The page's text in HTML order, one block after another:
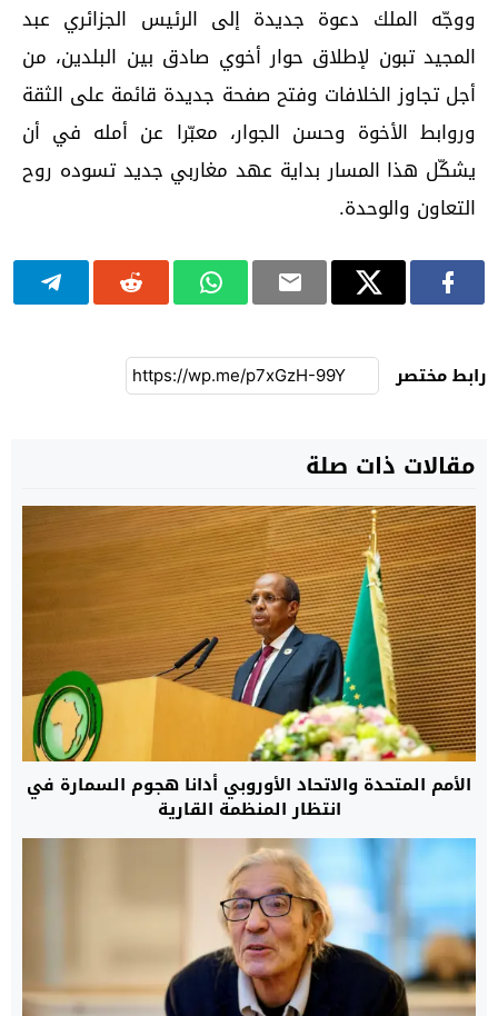
ووجّه الملك دعوة جديدة إلى الرئيس الجزائري عبد
المجيد تبون لإطلاق حوار أخوي صادق بين البلدين، من
أجل تجاوز الخلافات وفتح صفحة جديدة قائمة على الثقة
وروابط الأخوة وحسن الجوار، معبّرا عن أمله في أن
يشكّل هذا المسار بداية عهد مغاربي جديد تسوده روح
التعاون والوحدة.
رابط مختصر
مقالات ذات صلة
الأمم المتحدة والاتحاد الأوروبي أدانا هجوم السمارة في
انتظار المنظمة القارية